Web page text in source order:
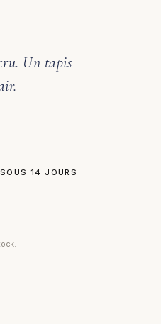
Un tapis
14 JOURS